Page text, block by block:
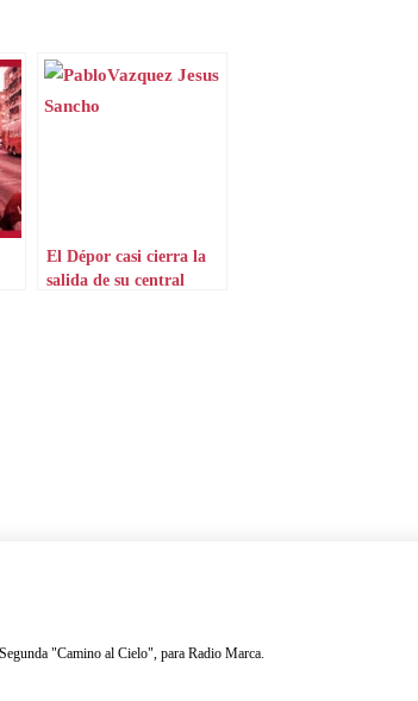
El Dépor casi cierra la
salida de su central
"Camino al Cielo", para Radio Marca.